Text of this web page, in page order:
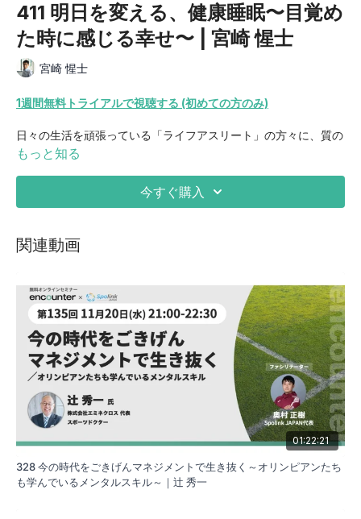
411 明日を変える、健康睡眠〜目覚め
た時に感じる幸せ〜 | 宮崎 惺士
宮崎 惺士
1週間無料トライアルで視聴する (初めての方のみ)
日々の生活を頑張っている「ライフアスリート」の方々に、質の
高い睡眠をとっていただく為に毎日をどう過ごしたらいいかのア
等、身体に負担がかからない寝具選び等の内容等。
もっと知る
今すぐ購入
関連動画
01:22:21
328 今の時代をごきげんマネジメントで生き抜く～オリンピアンたち
も学んでいるメンタルスキル～｜辻 秀一